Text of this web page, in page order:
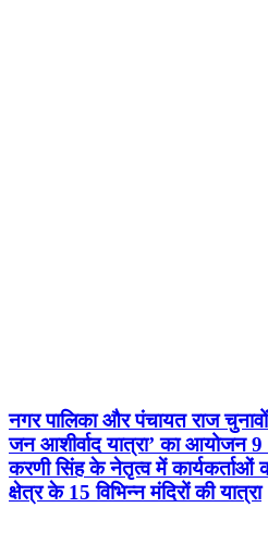
नगर पालिका और पंचायत राज
जन आशीर्वाद यात्रा’ का आयोजन
करणी सिंह के नेतृत्व में कार्यकर्ताओं
क्षेत्र के 15 विभिन्न मंदिरों की यात्रा